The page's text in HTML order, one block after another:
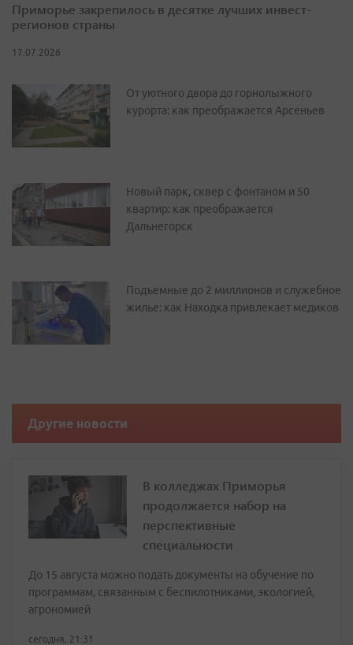
Приморье закрепилось в десятке лучших инвест-
регионов страны
17.07.2026
От уютного двора до горнолыжного
курорта: как преображается Арсеньев
Новый парк, сквер с фонтаном и 50
квартир: как преображается
Дальнегорск
Подъемные до 2 миллионов и служебное
жилье: как Находка привлекает медиков
Другие новости
В колледжах Приморья
продолжается набор на
перспективные
специальности
До 15 августа можно подать документы на обучение по
программам, связанным с беспилотниками, экологией,
агрономией
сегодня, 21:31